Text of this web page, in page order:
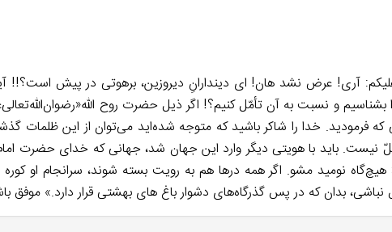
آری! عرض نشد هان! ای دیندارانِ دیروزین، برهوتی در پیش است؟!!
بشناسیم و نسبت به آن تأمّل کنیم؟! اگر ذیل حضرت روح
که فرمودید. خدا را شاکر باشید که متوجه شده‌اید می‌توان از این
حلّ نیست. باید با هویتی دیگر وارد این جهان شد، جهانی که خدای حضرت
نومید مشو. اگر همه‌ درها هم به رویت بسته شوند، سرانجام او
نباشی، بدان که در پس گذرگاه‌های دشوار باغ های بهشتی قرار دارد.» موفق